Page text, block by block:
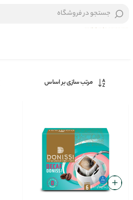
جستجو در فروشگاه
مرتب سازی بر اساس